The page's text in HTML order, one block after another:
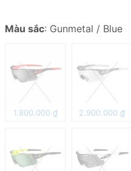
Màu sắc: Gunmetal / Blue
1.800.000 ₫ 2.900.000 ₫